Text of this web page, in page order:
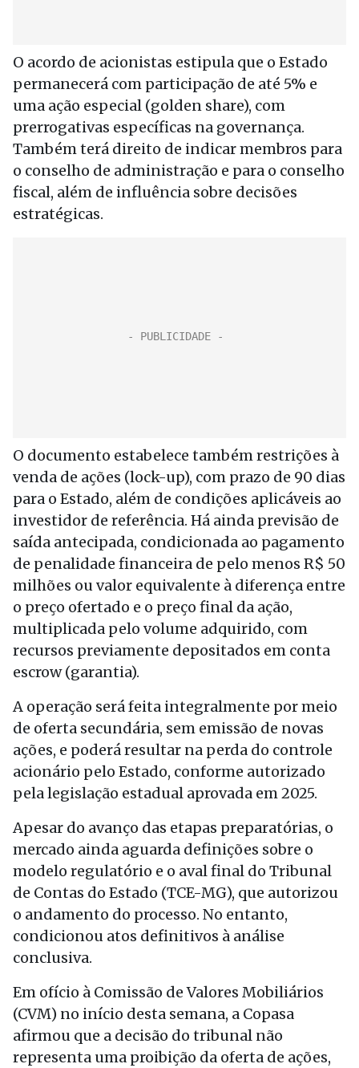
O acordo de acionistas estipula que o Estado
permanecerá com participação de até 5% e
uma ação especial (golden share), com
prerrogativas específicas na governança.
Também terá direito de indicar membros para
o conselho de administração e para o conselho
fiscal, além de influência sobre decisões
estratégicas.
O documento estabelece também restrições à
venda de ações (lock-up), com prazo de 90 dias
para o Estado, além de condições aplicáveis ao
investidor de referência. Há ainda previsão de
saída antecipada, condicionada ao pagamento
de penalidade financeira de pelo menos R$ 50
milhões ou valor equivalente à diferença entre
o preço ofertado e o preço final da ação,
multiplicada pelo volume adquirido, com
recursos previamente depositados em conta
escrow (garantia).
A operação será feita integralmente por meio
de oferta secundária, sem emissão de novas
ações, e poderá resultar na perda do controle
acionário pelo Estado, conforme autorizado
pela legislação estadual aprovada em 2025.
Apesar do avanço das etapas preparatórias, o
mercado ainda aguarda definições sobre o
modelo regulatório e o aval final do Tribunal
de Contas do Estado (TCE-MG), que autorizou
o andamento do processo. No entanto,
condicionou atos definitivos à análise
conclusiva.
Em ofício à Comissão de Valores Mobiliários
(CVM) no início desta semana, a Copasa
afirmou que a decisão do tribunal não
representa uma proibição da oferta de ações,